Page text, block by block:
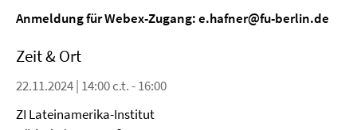
Anmeldung für Webex-Zugang: e.hafner@fu-berlin.de
Zeit & Ort
22.11.2024 | 14:00 c.t. - 16:00
ZI Lateinamerika-Institut